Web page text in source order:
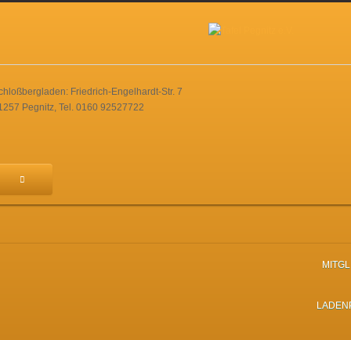
Friedrich-Engelhardt-Str. 7
Pegnitz, Tel. 0160 92527722